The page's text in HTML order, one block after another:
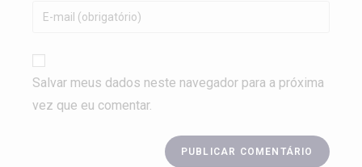
Salvar meus dados neste navegador para a próxima
vez que eu comentar.